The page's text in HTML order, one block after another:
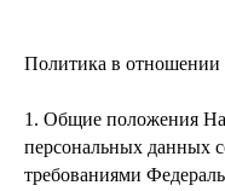
Политика в отношении
1. Общие положения
персональных данных
требованиями